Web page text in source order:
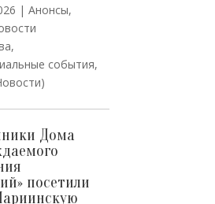
| Анонсы,
,
события,
Дома
посетили